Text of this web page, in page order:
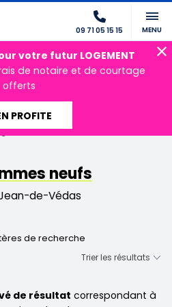
09 71 05 15 15 MENU
votre futur LOGEMENT
de notaire et de courtage
offerts
PROFITE
neufs Occitanie
neufs
de-Védas
de recherche
de résultat correspondant à